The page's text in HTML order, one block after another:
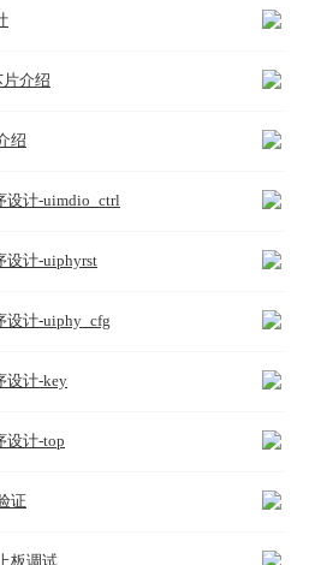
片介绍
绍
设计-uimdio_ctrl
设计-uiphyrst
设计-uiphy_cfg
设计-key
设计-top
证
板调试